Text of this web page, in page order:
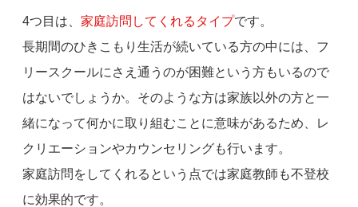
4つ目は、 家庭訪問してくれるタイプです。
長期間のひきこもり生活が続いている方の中には、フ
リースクールにさえ通うのが困難という方もいるので
はないでしょうか。そのような方は家族以外の方と一
緒になって何かに取り組むことに意味があるため、レ
クリエーションやカウンセリングも行います。
家庭訪問をしてくれるという点では家庭教師も不登校
に効果的です。